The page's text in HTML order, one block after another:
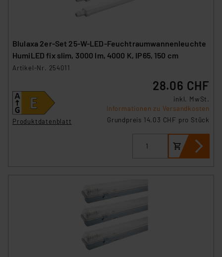
Blulaxa 2er-Set 25-W-LED-Feuchtraumwannenleuchte
HumiLED fix slim, 3000 lm, 4000 K, IP65, 150 cm
Artikel-Nr. 254011
Produktdatenblatt
28.06 CHF
inkl. MwSt.
Informationen zu Versandkosten
Grundpreis 14.03 CHF pro Stück